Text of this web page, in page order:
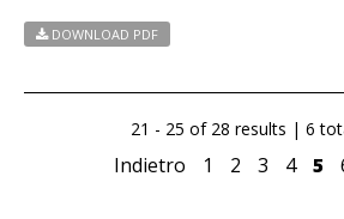
DOWNLOAD PDF
21 - 25 of 28 results | 6
Indietro 1 2 3 4 5